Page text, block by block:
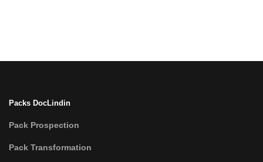
Packs DocLindin
Pack Prospection
Pack Transformation